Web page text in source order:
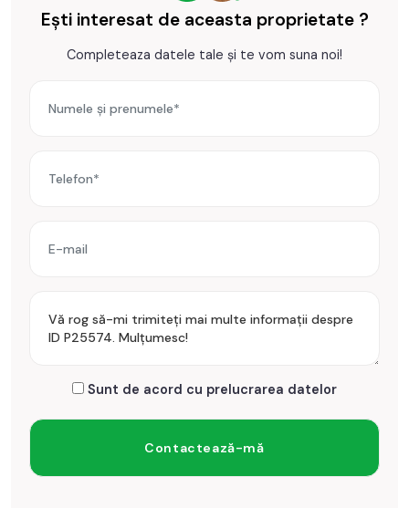
Ești interesat de aceasta proprietate ?
Completeaza datele tale și te vom suna noi!
Sunt de acord cu prelucrarea datelor